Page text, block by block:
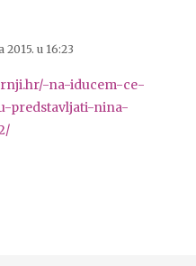
2015. u 16:23
na-iducem-ce-
predstavljati-nina-